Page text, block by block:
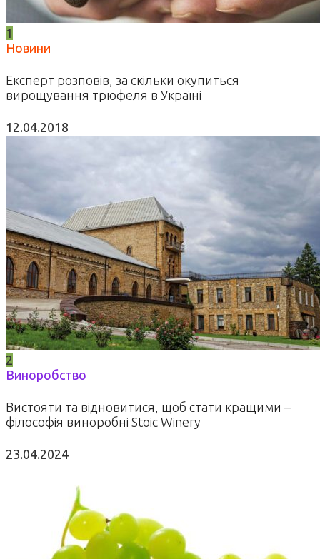
1
Новини
Експерт розповів, за скільки окупиться
вирощування трюфеля в Україні
12.04.2018
2
Виноробство
Вистояти та відновитися, щоб стати кращими –
філософія виноробні Stoic Winery
23.04.2024